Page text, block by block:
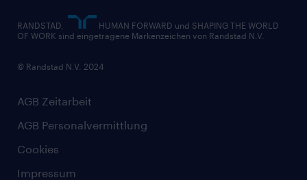
AGB Zeitarbeit
AGB Personalvermittlung
Cookies
Impressum
RANDSTAD,
HUMAN FORWARD und SHAPING THE WORLD
OF WORK sind eingetragene Markenzeichen von Randstad N.V.
© Randstad N.V. 2024